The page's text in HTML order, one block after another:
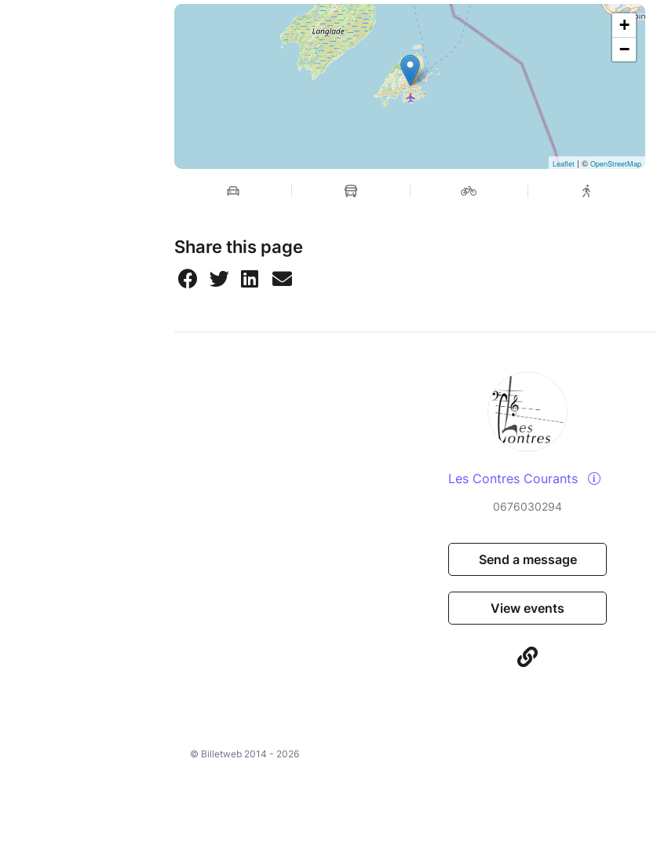
+
−
Leaflet | © OpenStreetMap
Share this page
Les Contres Courants
0676030294
Send a message
View events
© Billetweb 2014 - 2026